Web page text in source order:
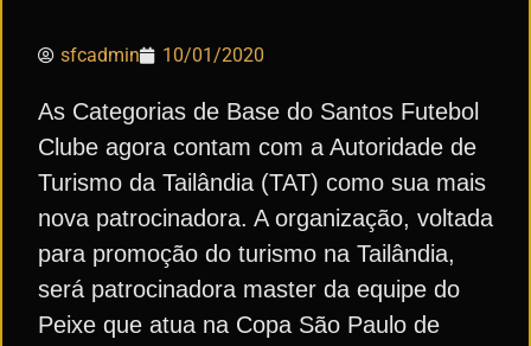
sfcadmin 10/01/2020
As Categorias de Base do Santos Futebol
Clube agora contam com a Autoridade de
Turismo da Tailândia (TAT) como sua mais
nova patrocinadora. A organização, voltada
para promoção do turismo na Tailândia,
será patrocinadora master da equipe do
Peixe que atua na Copa São Paulo de